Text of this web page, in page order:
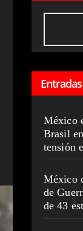
México
Brasil
tensión
México
de
de 43